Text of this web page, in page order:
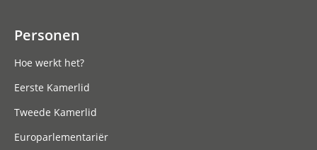
Personen
Hoe werkt het?
Eerste Kamerlid
Tweede Kamerlid
Europarlementariër